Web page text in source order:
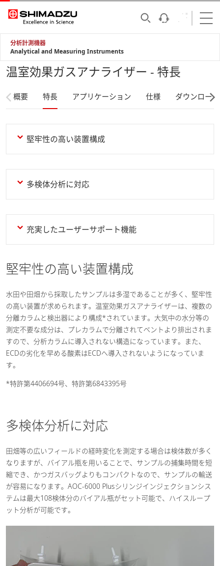
分析計測機器
Analytical and Measuring Instruments
温室効果ガスアナライザー - 特長
概要 特長 アプリケーション 仕様 ダウンロード
堅牢性の高い装置構成
多検体分析に対応
充実したユーザーサポート機能
堅牢性の高い装置構成
水田や田畑から採取したサンプルは多湿であることが多く、堅牢性
の高い装置が求められます。温室効果ガスアナライザーは、複数の
分離カラムと検出器により構成*されています。大気中の水分等の
測定不要な成分は、プレカラムで分離されてベントより排出されま
すので、分析カラムに導入されない構造になっています。また、
ECDの劣化を早める酸素はECDへ導入されないようになっていま
す。
*特許第4406694号、特許第6843395号
多検体分析に対応
田畑等の広いフィールドの経時変化を測定する場合は検体数が多く
なりますが、バイアル瓶を用いることで、サンプルの捕集時間を短
縮でき、かつガスバッグよりもコンパクトなので、サンプルの輸送
が容易になります。AOC-6000 Plusシリンジインジェクションシス
テムは最大108検体分のバイアル瓶がセット可能で、ハイスループ
ット分析が可能です。